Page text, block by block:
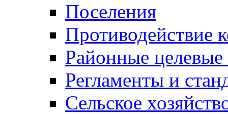
Поселения
Противодействие
Районные
Регламенты и
Сельское